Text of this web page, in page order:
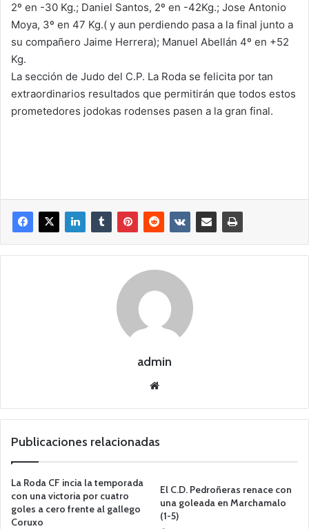
2º en -30 Kg.; Daniel Santos, 2º en -42Kg.; Jose Antonio
Moya, 3º en 47 Kg.( y aun perdiendo pasa a la final junto a
su compañero Jaime Herrera); Manuel Abellán 4º en +52
Kg.
La sección de Judo del C.P. La Roda se felicita por tan
extraordinarios resultados que permitirán que todos estos
prometedores jodokas rodenses pasen a la gran final.
admin
we
Publicaciones relacionadas
La Roda CF incia la temporada
con una victoria por cuatro
goles a cero frente al gallego
Coruxo
El C.D. Pedroñeras renace con
una goleada en Marchamalo
(1-5)